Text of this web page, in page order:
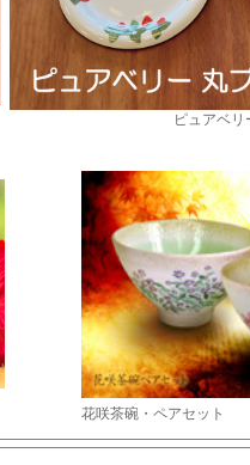
ピュアベリ
花咲茶碗・ペアセット